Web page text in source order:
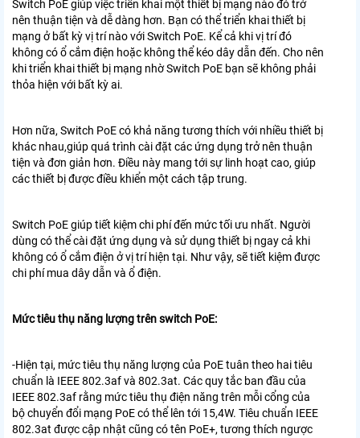
Switch PoE giúp việc triển khai một thiết bị mạng nào đó trở
nên thuận tiện và dễ dàng hơn. Bạn có thể triển khai thiết bị
mạng ở bất kỳ vị trí nào với Switch PoE. Kể cả khi vị trí đó
không có ổ cắm điện hoặc không thể kéo dây dẫn đến. Cho nên
khi triển khai thiết bị mạng nhờ Switch PoE bạn sẽ không phải
thỏa hiện với bất kỳ ai.
Hơn nữa, Switch PoE có khả năng tương thích với nhiều thiết bị
khác nhau,giúp quá trình cài đặt các ứng dụng trở nên thuận
tiện và đơn giản hơn. Điều này mang tới sự linh hoạt cao, giúp
các thiết bị được điều khiển một cách tập trung.
Switch PoE giúp tiết kiệm chi phí đến mức tối ưu nhất. Người
dùng có thể cài đặt ứng dụng và sử dụng thiết bị ngay cả khi
không có ổ cắm điện ở vị trí hiện tại. Như vậy, sẽ tiết kiệm được
chi phí mua dây dẫn và ổ điện.
Mức tiêu thụ năng lượng trên switch PoE:
-Hiện tại, mức tiêu thụ năng lượng của PoE tuân theo hai tiêu
chuẩn là IEEE 802.3af và 802.3at. Các quy tắc ban đầu của
IEEE 802.3af rằng mức tiêu thụ điện năng trên mỗi cổng của
bộ chuyển đổi mạng PoE có thể lên tới 15,4W. Tiêu chuẩn IEEE
802.3at được cập nhật cũng có tên PoE+, tương thích ngược